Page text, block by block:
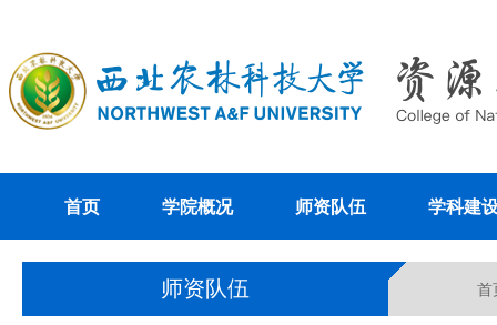
首页 学院概况 师资队伍 学科建
师资队伍 首